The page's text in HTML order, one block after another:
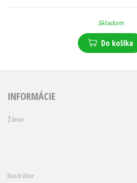
Skladom
Do košíka
INFORMÁCIE
Žáner
Ilustrátor